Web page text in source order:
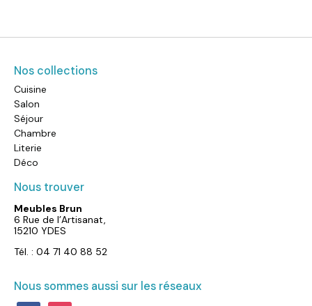
Nos collections
Cuisine
Salon
Séjour
Chambre
Literie
Déco
Nous trouver
Meubles Brun
6 Rue de l’Artisanat,
15210 YDES
Tél. : 04 71 40 88 52
Nous sommes aussi sur les réseaux